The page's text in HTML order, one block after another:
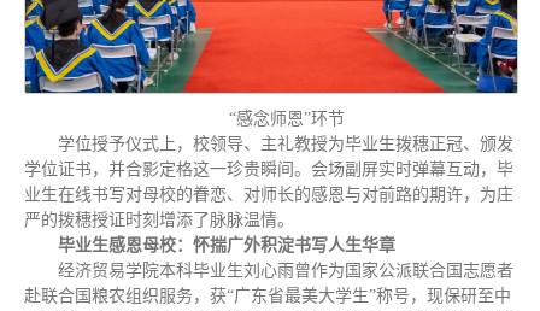
“感念师恩”环节
学位授予仪式上，校领导、主礼教授为毕业生拨穗正冠、颁发
学位证书，并合影定格这一珍贵瞬间。会场副屏实时弹幕互动，毕
业生在线书写对母校的眷恋、对师长的感恩与对前路的期许，为庄
严的拨穗授证时刻增添了脉脉温情。
毕业生感恩母校：怀揣广外积淀书写人生华章
经济贸易学院本科毕业生刘心雨曾作为国家公派联合国志愿者
赴联合国粮农组织服务，获“广东省最美大学生”称号，现保研至中